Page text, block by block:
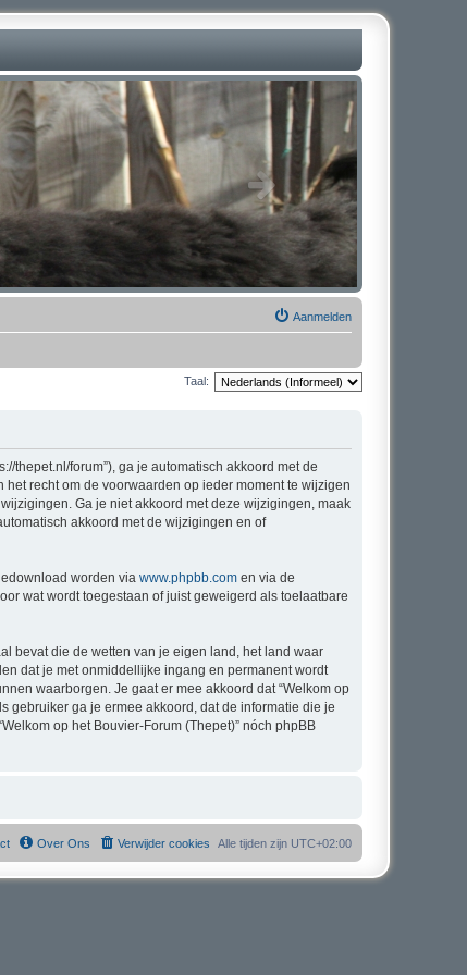
Aanmelden
Taal:
thepet.nl/forum”), ga je automatisch akkoord met de
recht om de voorwaarden op ieder moment te wijzigen
Ga je niet akkoord met deze wijzigingen, maak
akkoord met de wijzigingen en of
worden via www.phpbb.com en via de
wat wordt toegestaan of juist geweigerd als toelaatbare
bevat die de wetten van je eigen land, het land waar
dat je met onmiddellijke ingang en permanent wordt
waarborgen. Je gaat er mee akkoord dat “Welkom op
gebruiker ga je ermee akkoord, dat de informatie die je
op het Bouvier-Forum (Thepet)” nóch phpBB
Alle tijden zijn UTC+02:00
Verwijder cookies
Over Ons